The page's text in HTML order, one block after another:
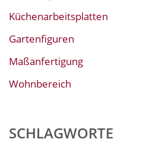
Küchenarbeitsplatten
Gartenfiguren
Maßanfertigung
Wohnbereich
SCHLAGWORTE